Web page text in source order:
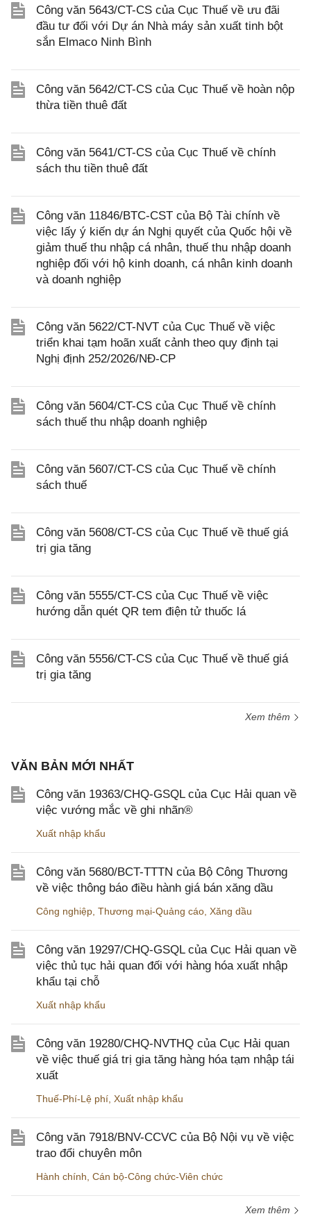
Công văn 5643/CT-CS của Cục Thuế về ưu đãi
đầu tư đối với Dự án Nhà máy sản xuất tinh bột
sắn Elmaco Ninh Bình
Công văn 5642/CT-CS của Cục Thuế về hoàn nộp
thừa tiền thuê đất
Công văn 5641/CT-CS của Cục Thuế về chính
sách thu tiền thuê đất
Công văn 11846/BTC-CST của Bộ Tài chính về
việc lấy ý kiến dự án Nghị quyết của Quốc hội về
giảm thuế thu nhập cá nhân, thuế thu nhập doanh
nghiệp đối với hộ kinh doanh, cá nhân kinh doanh
và doanh nghiệp
Công văn 5622/CT-NVT của Cục Thuế về việc
triển khai tạm hoãn xuất cảnh theo quy định tại
Nghị định 252/2026/NĐ-CP
Công văn 5604/CT-CS của Cục Thuế về chính
sách thuế thu nhập doanh nghiệp
Công văn 5607/CT-CS của Cục Thuế về chính
sách thuế
Công văn 5608/CT-CS của Cục Thuế về thuế giá
trị gia tăng
Công văn 5555/CT-CS của Cục Thuế về việc
hướng dẫn quét QR tem điện tử thuốc lá
Công văn 5556/CT-CS của Cục Thuế về thuế giá
trị gia tăng
Xem thêm
VĂN BẢN MỚI NHẤT
Công văn 19363/CHQ-GSQL của Cục Hải quan về
việc vướng mắc về ghi nhãn®
Xuất nhập khẩu
Công văn 5680/BCT-TTTN của Bộ Công Thương
về việc thông báo điều hành giá bán xăng dầu
Công nghiệp Thương mại-Quảng cáo Xăng dầu
Công văn 19297/CHQ-GSQL của Cục Hải quan về
việc thủ tục hải quan đối với hàng hóa xuất nhập
khẩu tại chỗ
Xuất nhập khẩu
Công văn 19280/CHQ-NVTHQ của Cục Hải quan
về việc thuế giá trị gia tăng hàng hóa tạm nhập tái
xuất
Thuế-Phí-Lệ phí Xuất nhập khẩu
Công văn 7918/BNV-CCVC của Bộ Nội vụ về việc
trao đổi chuyên môn
Hành chính Cán bộ-Công chức-Viên chức
Xem thêm